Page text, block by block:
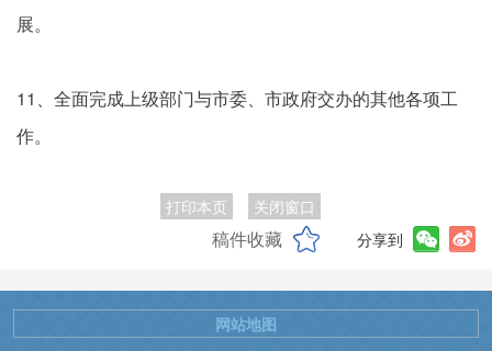
展。
11、全面完成上级部门与市委、市政府交办的其他各项工
作。
打印本页 关闭窗口
稿件收藏 分享到
网站地图